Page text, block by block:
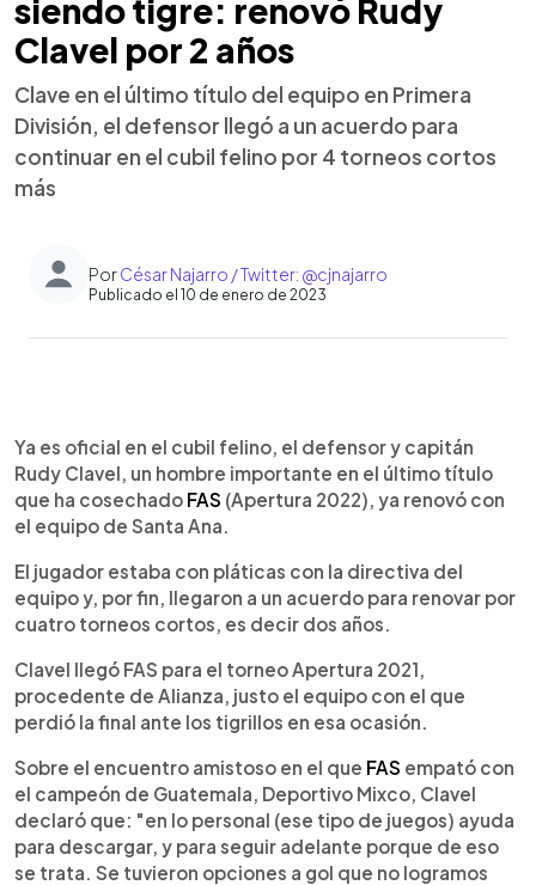
siendo tigre: renovó Rudy
Clavel por 2 años
Clave en el último título del equipo en Primera
División, el defensor llegó a un acuerdo para
continuar en el cubil felino por 4 torneos cortos
más
PorCésar Najarro / Twitter: @cjnajarro
Publicado el 10 de enero de 2023
► Escuchar artículo
Ya es oficial en el cubil felino, el defensor y capitán
Rudy Clavel, un hombre importante en el último título
que ha cosechado FAS (Apertura 2022), ya renovó con
el equipo de Santa Ana.
El jugador estaba con pláticas con la directiva del
equipo y, por fin, llegaron a un acuerdo para renovar por
cuatro torneos cortos, es decir dos años.
Clavel llegó FAS para el torneo Apertura 2021,
procedente de Alianza, justo el equipo con el que
perdió la final ante los tigrillos en esa ocasión.
Sobre el encuentro amistoso en el que FAS empató con
el campeón de Guatemala, Deportivo Mixco, Clavel
declaró que: "en lo personal (ese tipo de juegos) ayuda
para descargar, y para seguir adelante porque de eso
se trata. Se tuvieron opciones a gol que no logramos